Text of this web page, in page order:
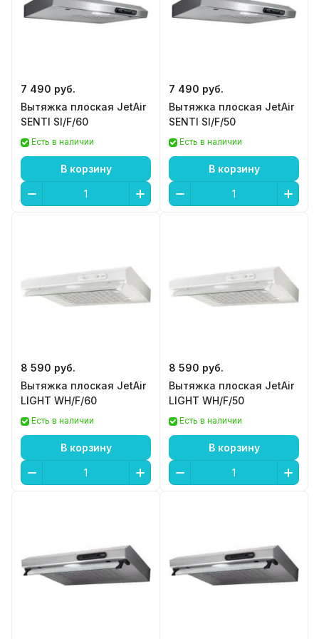
7 490 руб.
Вытяжка плоская JetAir
SENTI SI/F/60
Есть в наличии
В корзину
7 490 руб.
Вытяжка плоская JetAir
SENTI SI/F/50
Есть в наличии
В корзину
8 590 руб.
Вытяжка плоская JetAir
LIGHT WH/F/60
Есть в наличии
В корзину
8 590 руб.
Вытяжка плоская JetAir
LIGHT WH/F/50
Есть в наличии
В корзину